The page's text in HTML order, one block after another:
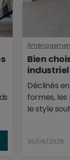
Bien
industriel
Déclinés
formes,
le style
30/06/2025